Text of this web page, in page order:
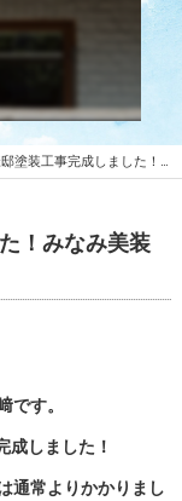
工事完成しました！みなみ美装株式会社
！みなみ美装
す。
しました！
通常よりかかりまし